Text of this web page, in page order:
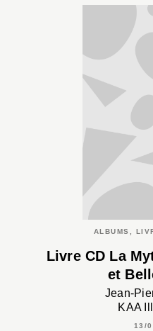
ALBUMS,
Livre CD La
et
Jean-
KAA
13/